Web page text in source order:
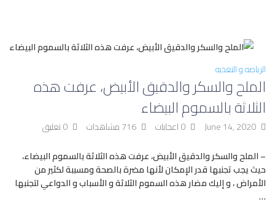
الرياضه و التغذيه
الملح والسكر والدقيق الأبيض، عرفت هذه
الثلاثة بالسموم البيضاء
June 14, 2020 0 اعجابات 716 مشاهدات
0 تعليق
– الملح والسكر والدقيق الأبيض، عرفت هذه الثلاثة بالسموم البيضاء،
حيث يجب تجنبها قدر الإمكان لأنها مضرة بالصحة ومسببة لكثير من
الأمراض ، و إليك مضار هذه السموم الثلاثة و الأسباب و الدواعي لتجنبها
…